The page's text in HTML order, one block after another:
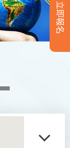
立即報名